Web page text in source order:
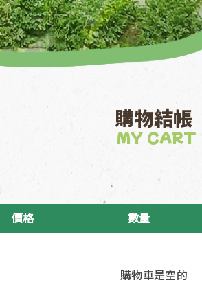
購物結帳
MY CART
價格 數量
購物車是空的